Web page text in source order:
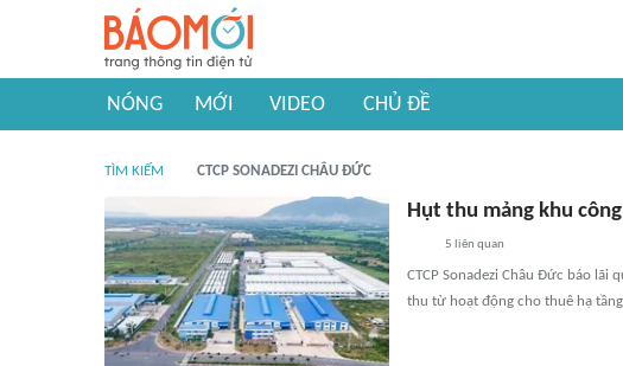
NÓNG MỚI VIDEO CHỦ ĐỀ
TÌM KIẾM CTCP SONADEZI CHÂU ĐỨC
Hụt thu mảng khu
5 liên quan
CTCP Sonadezi Châu Đức báo
thu từ hoạt động cho thuê hạ